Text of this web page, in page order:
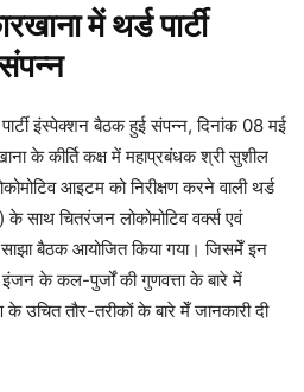
में थर्ड पार्टी
इंस्पेक्शन बैठक हुई संपन्न, दिनांक 08 मई
के कीर्ति कक्ष में महाप्रबंधक श्री सुशील
आइटम को निरीक्षण करने वाली थर्ड
के साथ चितरंजन लोकोमोटिव वर्क्स एवं
साझा बैठक आयोजित किया गया। जिसमेँ इन
इंजन के कल-पुर्जों की गुणवत्ता के बारे में
के उचित तौर-तरीकों के बारे मेँ जानकारी दी